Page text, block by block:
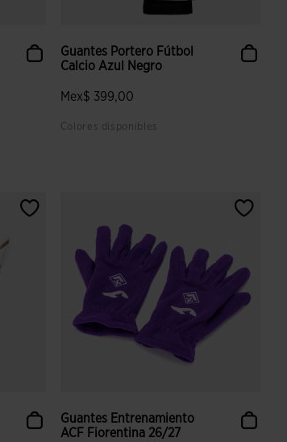
Guantes Portero Fútbol
Calcio Azul Negro
Mex$ 399,00
Colores disponibles
Guantes Entrenamiento
ACF Fiorentina 26/27